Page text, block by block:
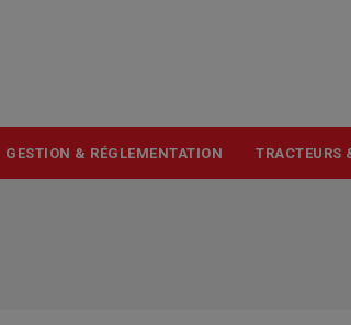
GESTION & RÉGLEMENTATION TRACTEURS